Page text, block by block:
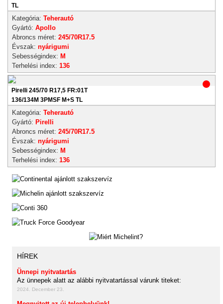
TL
Kategória: Teherautó
Gyártó: Apollo
Abroncs méret: 245/70R17.5
Évszak: nyárigumi
Sebességindex: M
Terhelési index: 136
Pirelli 245/70 R17,5 FR:01T
136/134M 3PMSF M+S TL
Kategória: Teherautó
Gyártó: Pirelli
Abroncs méret: 245/70R17.5
Évszak: nyárigumi
Sebességindex: M
Terhelési index: 136
HÍREK
Ünnepi nyitvatartás
Az ünnepek alatt az alábbi nyitvatartással várunk titeket:
2024. December 23.